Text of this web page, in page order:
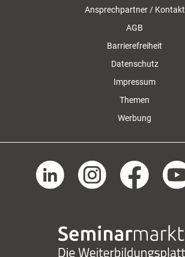
Ansprechpartner / Kontakt
AGB
Barrierefreiheit
Datenschutz
Impressum
Themen
Werbung